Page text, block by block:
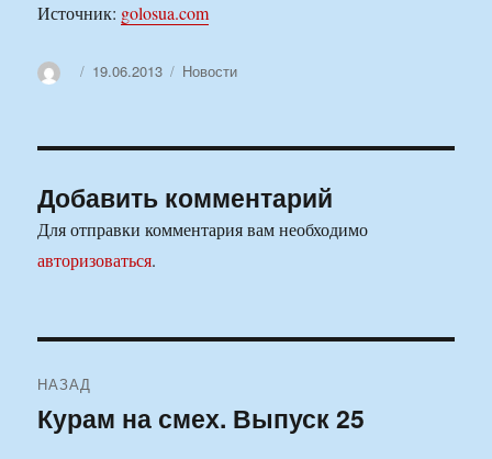
Источник: golosua.com
АвторОпубликовано
19.06.2013 Рубрики
Новости
Добавить комментарий
Для отправки комментария вам необходимо
авторизоваться.
по
НАЗАД
Предыдущая
Курам на смех. Выпуск 25